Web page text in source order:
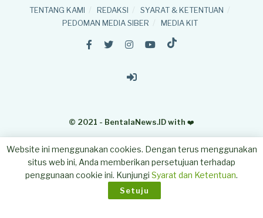
TENTANG KAMI REDAKSI
SYARAT & KETENTUAN
PEDOMAN MEDIA SIBER
MEDIA KIT
© 2021 - BentalaNews.ID with ❤️
Website ini menggunakan cookies. Dengan terus menggunakan
situs web ini, Anda memberikan persetujuan terhadap
penggunaan cookie ini. Kunjungi Syarat dan Ketentuan.
Setuju